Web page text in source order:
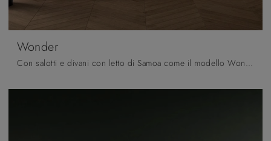
Wonder
Con salotti e divani con letto di Samoa come il modello Wonder in tessuto, potrai ultimare il tuo progetto d'arredo.